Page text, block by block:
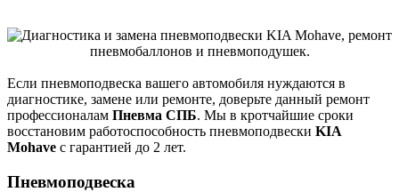
Если пневмоподвеска вашего автомобиля нуждаются в
диагностике, замене или ремонте, доверьте данный ремонт
профессионалам Пневма СПБ. Мы в кротчайшие сроки
восстановим работоспособность пневмоподвески KIA
Mohave с гарантией до 2 лет.
Пневмоподвеска